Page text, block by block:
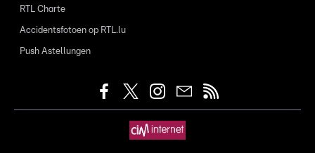
RTL Charte
Accidentsfotoen op RTL.lu
Push Astellungen